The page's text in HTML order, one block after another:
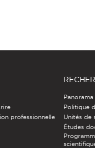
professionnelle
Politique
Unités de
Études